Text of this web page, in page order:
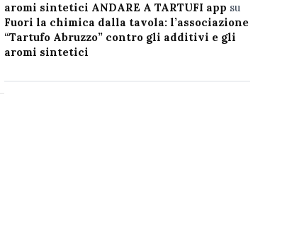
aromi sintetici ANDARE A TARTUFI app su
Fuori la chimica dalla tavola: l’associazione
“Tartufo Abruzzo” contro gli additivi e gli
aromi sintetici